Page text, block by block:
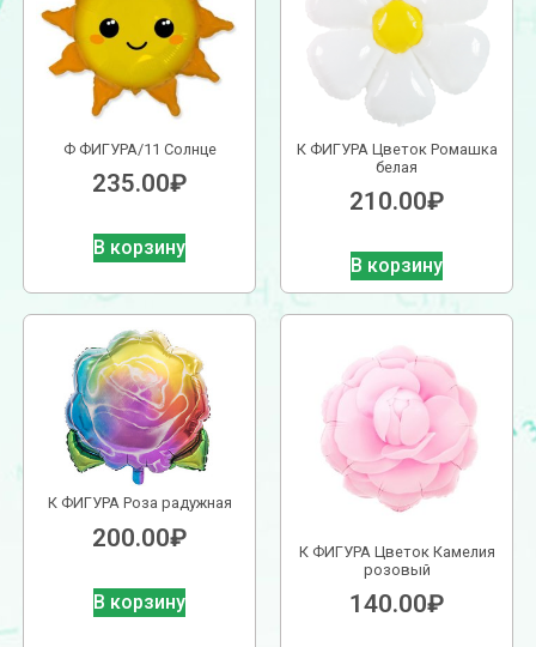
Ф ФИГУРА/11 Солнце
235.00₽
В корзину
К ФИГУРА Цветок Ромашка
белая
210.00₽
В корзину
К ФИГУРА Роза радужная
200.00₽
В корзину
К ФИГУРА Цветок Камелия
розовый
140.00₽